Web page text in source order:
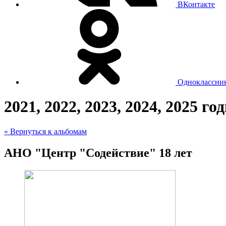
ВКонтакте
2021, 2022, 2023, 2024, 2025
« Вернуться к альбомам
АНО "Центр "Содействие" 18 лет